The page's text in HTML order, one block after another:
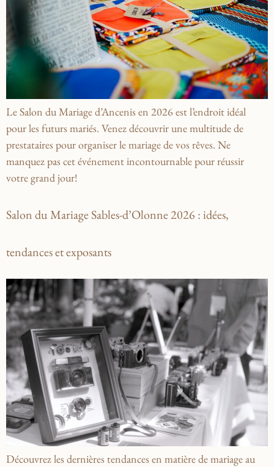
Le Salon du Mariage d’Ancenis en 2026 est l’endroit idéal
pour les futurs mariés. Venez découvrir une multitude de
prestataires pour organiser le mariage de vos rêves. Ne
manquez pas cet événement incontournable pour réussir
votre grand jour!
Salon du Mariage Sables-d’Olonne 2026 : idées,
tendances et exposants
Découvrez les dernières tendances en matière de mariage au